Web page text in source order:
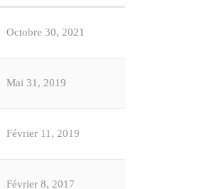
Octobre 30, 2021
Mai 31, 2019
Février 11, 2019
Février 8, 2017